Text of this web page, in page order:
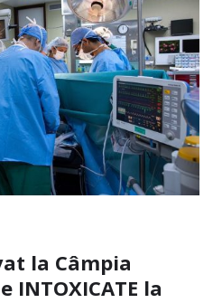
la Câmpia
INTOXICATE la